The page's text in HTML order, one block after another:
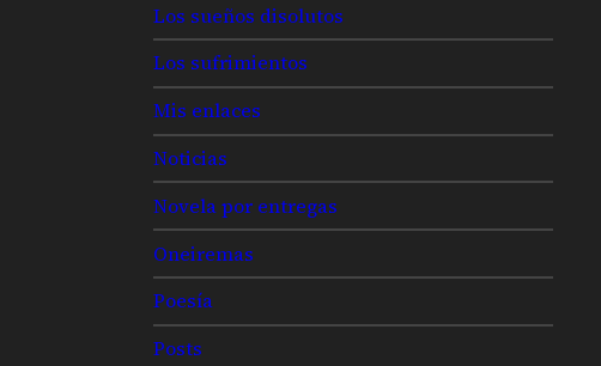
Los sueños disolutos
Los sufrimientos
Mis enlaces
Noticias
Novela por entregas
Oneiremas
Poesía
Posts